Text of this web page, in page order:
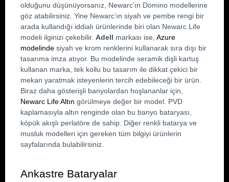
olduğunu düşünüyorsanız, Newarc’ın Domino modellerine
göz atabilirsiniz. Yine Newarc’ın siyah ve pembe rengi bir
arada kullandığı iddialı ürünlerinde biri olan Newarc Life
modeli ilginizi çekebilir. Adell markası ise, Azure
modelinde siyah ve krom renklerini kullanarak sıra dışı bir
tasarıma imza atıyor. Bu modelinde seramik dişli kartuş
kullanan marka, tek kollu bu tasarım ile dikkat çekici bir
mekan yaratmak isteyenlerin tercih edebileceği bir ürün.
Newarc Life Altın görülmeye değer bir model. PVD
kaplamasıyla altın renginde olan bu banyo bataryası,
köpük akışlı perlatöre de sahip. Diğer renkli batarya ve
musluk modelleri için gereken tüm bilgiyi ürünlerin
sayfalarında bulabilirsiniz.
Ankastre Bataryalar